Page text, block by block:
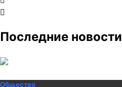
Последние новости
Общество